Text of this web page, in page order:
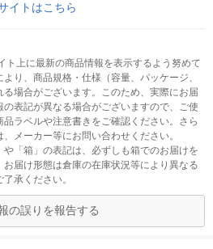
イトはこちら
ト上に最新の商品情報を表示するよう努めて
り、商品規格・仕様（容量、パッケージ、
場合がございます。このため、実際にお届
表記が異なる場合がございますので、ご使
ラベルや注意書きをご確認ください。さら
メーカー等にお問い合わせください。
「箱」の表記は、必ずしも箱でのお届けを
届け形態は倉庫の在庫状況等により異なる
承ください。
の誤りを報告する